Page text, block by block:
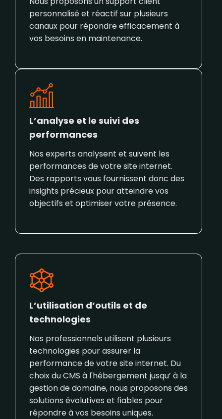
personnalisé et réactif sur plusieurs
canaux pour répondre efficacement à
vos besoins en maintenance.
L’analyse et le suivi des
performances
Nos experts analysent et suivent les
performances de votre site internet.
Des rapports vous fournissent donc des
insights précieux pour atteindre vos
objectifs et optimiser votre présence.
L’utilisation d’outils et de
technologies
Nos professionnels utilisent plusieurs
technologies pour assurer la
performance de votre site internet. Du
choix du CMS à l'hébergement jusqu’ à la
gestion de domaine, nous proposons des
solutions évolutives et fiables pour
répondre à vos besoins uniques.